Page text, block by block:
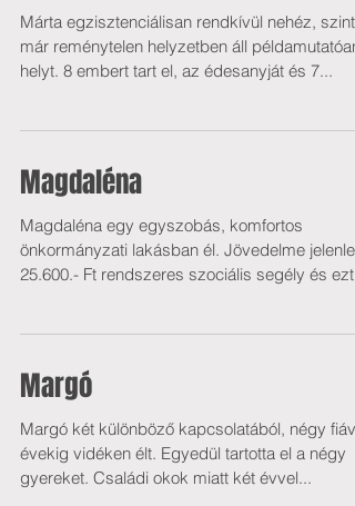
Márta egzisztenciálisan rendkívül nehéz, szinte
már reménytelen helyzetben áll példamutatóan
helyt. 8 embert tart el, az édesanyját és 7...
Magdaléna
Magdaléna egy egyszobás, komfortos
önkormányzati lakásban él. Jövedelme jelenleg
25.600.- Ft rendszeres szociális segély és ezt
Margó
Margó két különböző kapcsolatából, négy
évekig vidéken élt. Egyedül tartotta el a négy
gyereket. Családi okok miatt két évvel...